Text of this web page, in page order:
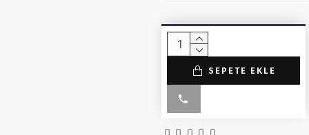
SEPETE EKLE